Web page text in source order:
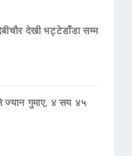
देखी भट्टेडाँडा सम्म
ज्यान गुमाए, ४ सय ४५